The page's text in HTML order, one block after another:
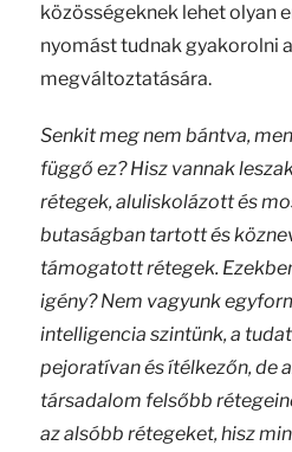
közösségeknek lehet olyan
nyomást tudnak gyakorolni
megváltoztatására.
Senkit meg nem bántva,
függő ez? Hisz vannak
rétegek, aluliskolázott és
butaságban tartott és
támogatott rétegek.
igény? Nem vagyunk
intelligencia szintünk, a
pejoratívan és ítélkezőn, de
társadalom felsőbb
az alsóbb rétegeket, hisz